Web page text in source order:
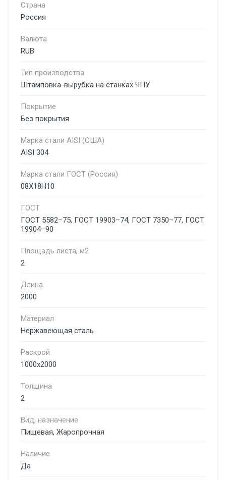
Страна
Россия
Валюта
RUB
Тип производства
Штамповка-вырубка на станках ЧПУ
Покрытие
Без покрытия
Марка стали AISI (США)
AISI 304
Марка стали ГОСТ (Россия)
08Х18Н10
ГОСТ
ГОСТ 5582–75, ГОСТ 19903–74, ГОСТ 7350–77, ГОСТ
19904–90
Площадь листа, м2
2
Длина
2000
Материал
Нержавеющая сталь
Раскрой
1000х2000
Толщина
2
Вид, назначение
Пищевая, Жаропрочная
Наличие
Да